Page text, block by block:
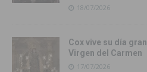
18/07/2026
Cox vive su día
Virgen del Carmen
17/07/2026